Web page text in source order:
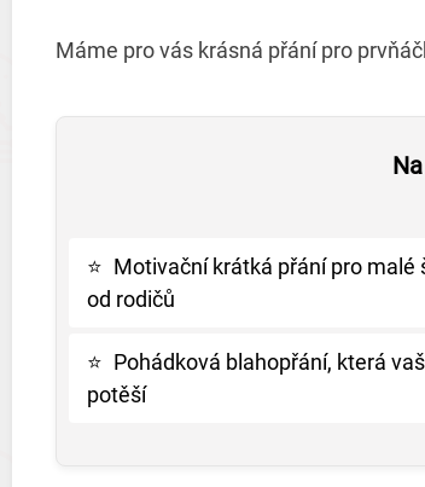
Máme pro vás krásná přání pro
⭐ Motivační krátká přání pro malé
od rodičů
⭐ Pohádková blahopřání, která
potěší